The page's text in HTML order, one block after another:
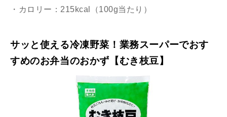
・カロリー：215kcal（100g当たり）
サッと使える冷凍野菜！業務スーパーでおす
すめのお弁当のおかず【むき枝豆】